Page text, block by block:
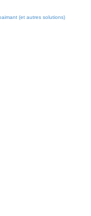
(et autres solutions)